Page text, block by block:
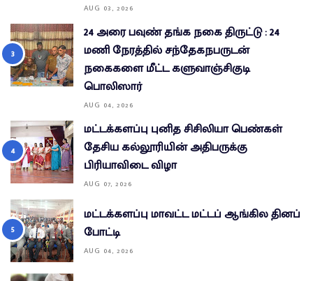
AUG 03, 2026
24 அரை பவுண் தங்க நகை திருட்டு : 24
மணி நேரத்தில் சந்தேகநபருடன்
நகைகளை மீட்ட களுவாஞ்சிகுடி
பொலிஸார்
AUG 04, 2026
மட்டக்களப்பு புனித சிசிலியா பெண்கள்
தேசிய கல்லூரியின் அதிபருக்கு
பிரியாவிடை விழா
AUG 07, 2026
மட்டக்களப்பு மாவட்ட மட்டப் ஆங்கில தினப்
போட்டி
AUG 04, 2026